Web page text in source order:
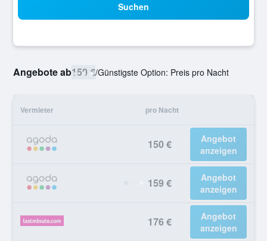
Suchen
Angebote ab150 €/Günstigste Option: Preis pro Nacht
Vermieter pro Nacht
150 €
Angebot
anzeigen
159 €
Angebot
anzeigen
176 €
Angebot
anzeigen